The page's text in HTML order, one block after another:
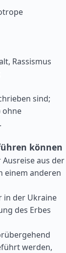
Rassismus
sind;
ohne
können
aus der
einem anderen
in der Ukraine
des Erbes
werden,